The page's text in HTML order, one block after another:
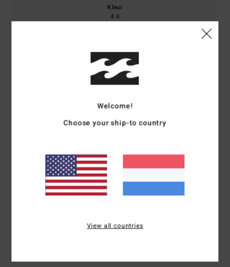
Kleur
4.9
3/5
29. maart 2026
Geverifieerde aankoop
3 /5
Kleur: 5/5
Welcome!
Choose your ship-to country
View all countries